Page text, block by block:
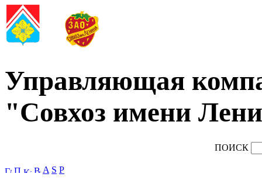
Управляющая
"Совхоз имени
ПОИСК
A S P